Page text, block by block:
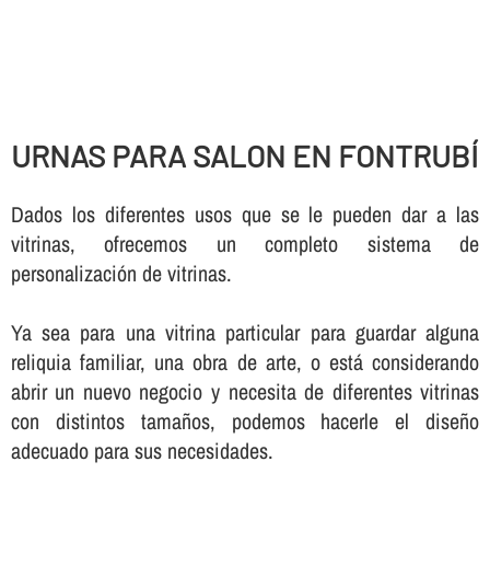
URNAS PARA SALON EN FONTRUBÍ
Dados los diferentes usos que se le pueden dar a las
vitrinas, ofrecemos un completo sistema de
personalización de vitrinas.
Ya sea para una vitrina particular para guardar alguna
reliquia familiar, una obra de arte, o está considerando
abrir un nuevo negocio y necesita de diferentes vitrinas
con distintos tamaños, podemos hacerle el diseño
adecuado para sus necesidades.